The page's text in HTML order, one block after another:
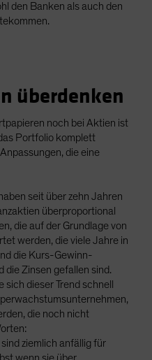
den Banken als auch den
überdenken
noch bei Aktien ist
Portfolio komplett
die eine
seit über zehn Jahren
überproportional
die auf der Grundlage von
werden, die viele Jahre in
die Kurs-Gewinn-
die Zinsen gefallen sind.
dieser Trend schnell
die noch nicht
ziemlich anfällig für